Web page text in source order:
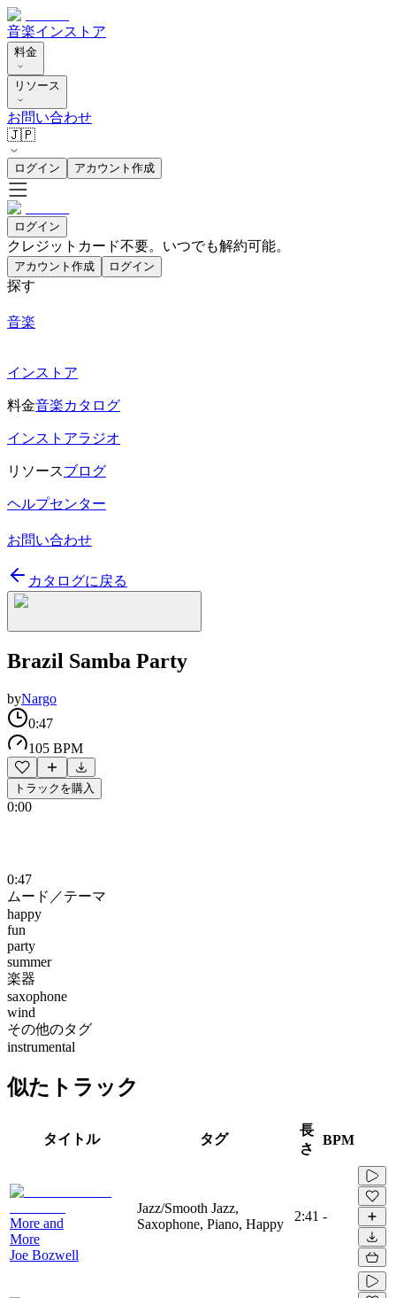
音楽インストア
料金
リソース
お問い合わせ
🇯🇵
ログイン アカウント作成
ログイン
クレジットカード不要。いつでも解約可能。
アカウント作成 ログイン
探す
音楽
インストア
料金音楽カタログ
インストアラジオ
リソースブログ
ヘルプセンター
お問い合わせ
カタログに戻る
Brazil Samba Party
byNargo
0:47
105 BPM
トラックを購入
0:00
0:47
ムード／テーマ
happy
fun
party
summer
楽器
saxophone
wind
その他のタグ
instrumental
似たトラック
タイトル タグ
長
さ
BPM
More and
More
Joe Bozwell
Jazz/Smooth Jazz,
Saxophone, Piano, Happy
2:41 -